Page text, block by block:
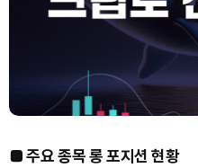
■ 주요 종목 롱 포지션 현황